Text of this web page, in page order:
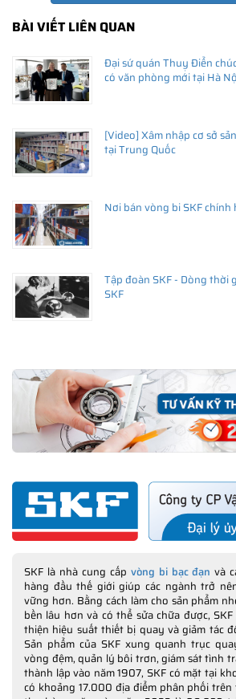
BÀI VIẾT LIÊN QUAN
Đại sứ quán Thuỵ Điển
có văn phòng mới tại Hà
[Video] Xâm nhập cơ sở
tại Trung Quốc
Nơi bán vòng bi SKF
Tập đoàn SKF - Dòng thời
SKF
SKF là nhà cung cấp vòng bi bạc đạn và
hàng đầu thế giới giúp các ngành trở
vững hơn. Bằng cách làm cho sản phẩm
bền lâu hơn và có thể sửa chữa được,
thiện hiệu suất thiết bị quay và giảm tác
Sản phẩm của SKF xung quanh trục
vòng đệm, quản lý bôi trơn, giám sát tình
thành lập vào năm 1907, SKF có mặt tại
có khoảng 17.000 địa điểm phân phối